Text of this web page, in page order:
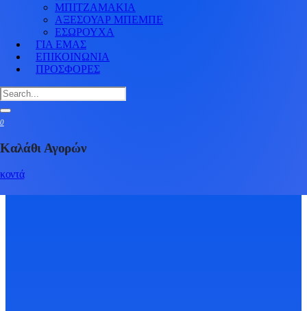
ΜΠΙΤΖΑΜΑΚΙΑ
ΑΞΕΣΟΥΑΡ ΜΠΕΜΠΕ
ΕΣΩΡΟΥΧΑ
ΓΙΑ ΕΜΑΣ
ΕΠΙΚΟΙΝΩΝΙΑ
ΠΡΟΣΦΟΡΕΣ
0
Καλάθι Αγορών
κοντά